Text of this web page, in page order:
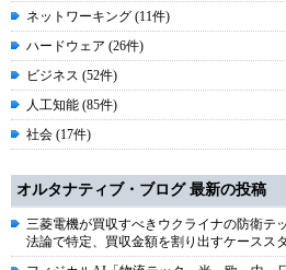
ネットワーキング (11件)
ハードウェア (26件)
ビジネス (52件)
人工知能 (85件)
社会 (17件)
オルタナティブ・ブログ 最新の投稿
三菱電機が買収すべきウクライナの防衛テ
法論で特定、買収金額を割り出すケースス